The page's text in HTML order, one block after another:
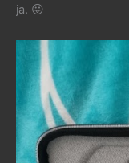
ja. 😛